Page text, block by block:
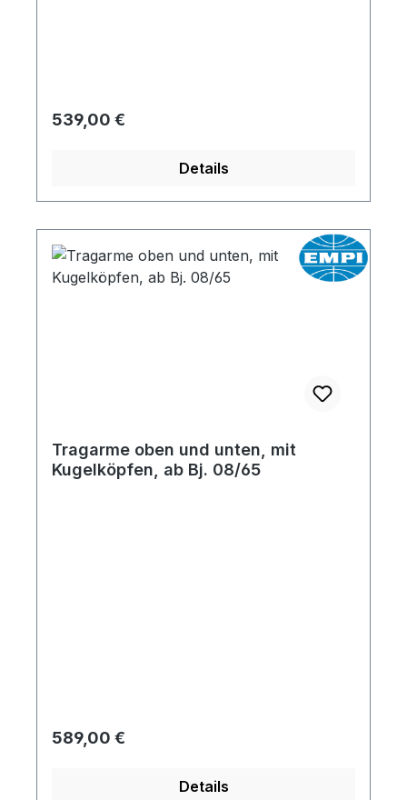
Regulärer Preis:
539,00 €
Details
Tragarme oben und unten, mit
Kugelköpfen, ab Bj. 08/65
Regulärer Preis:
589,00 €
Details